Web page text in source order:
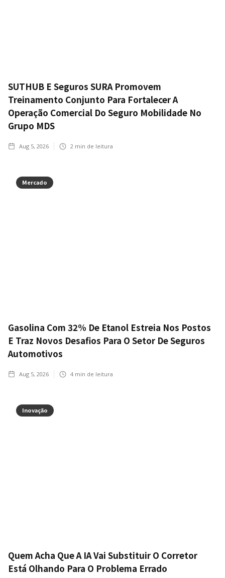
SUTHUB E Seguros SURA Promovem
Treinamento Conjunto Para Fortalecer A
Operação Comercial Do Seguro Mobilidade No
Grupo MDS
Aug 5, 2026 2 min de leitura
Mercado
Gasolina Com 32% De Etanol Estreia Nos Postos
E Traz Novos Desafios Para O Setor De Seguros
Automotivos
Aug 5, 2026 4 min de leitura
Inovação
Quem Acha Que A IA Vai Substituir O Corretor
Está Olhando Para O Problema Errado